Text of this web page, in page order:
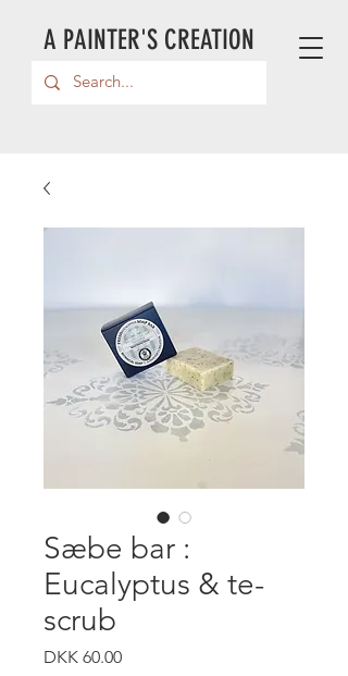
A PAINTER'S CREATION
Sæbe bar :
Eucalyptus & te-
scrub
DKK 60.00Price